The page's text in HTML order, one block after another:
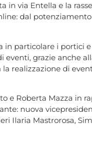
in via Entella e la
dal
particolare i portici
grazie anche
realizzazione di
e Roberta Mazza in
nuova
Ilaria Mastrorosa,